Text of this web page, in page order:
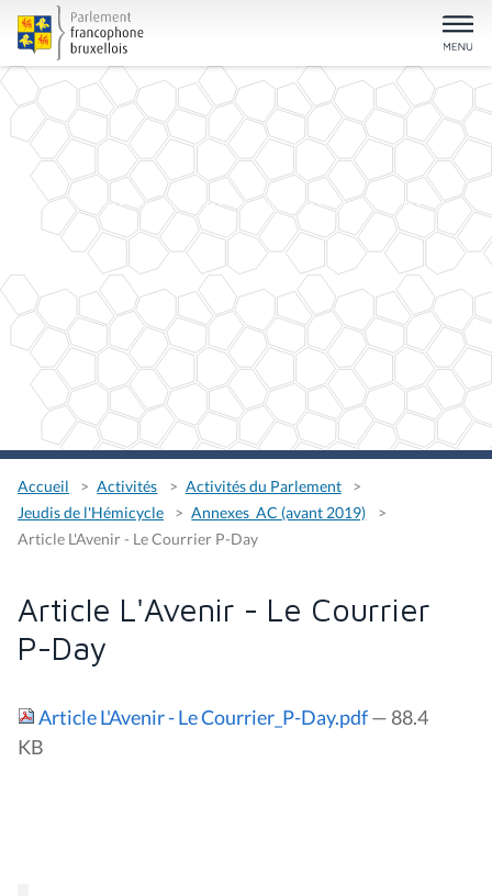
Accueil Activités
Activités du Parlement
Jeudis de l'Hémicycle
Annexes_AC (avant 2019)
Article L'Avenir - Le Courrier P-Day
Article L'Avenir - Le Courrier
P-Day
Article L'Avenir - Le Courrier_P-Day.pdf— 88.4
KB